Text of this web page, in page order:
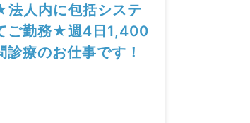
法人内に包括システ
ご勤務★週4日1,400
療のお仕事です！